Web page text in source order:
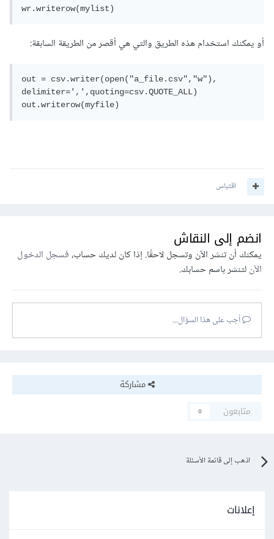
wr.writerow(mylist)
أو يمكنك استخدام هذه الطريق والتي هي أقصر من الطريقة السابقة:
out = csv.writer(open("a_file.csv","w"),
delimiter=',',quoting=csv.QUOTE_ALL)
out.writerow(myfile)
اقتباس
انضم إلى النقاش
يمكنك أن تنشر الآن وتسجل لاحقًا. إذا كان لديك حساب،فسجل الدخول
الآنلتنشر باسم حسابك.
أجب على هذا السؤال...
مشاركة
متابعون
0
اذهب إلى قائمة الأسئلة
إعلانات